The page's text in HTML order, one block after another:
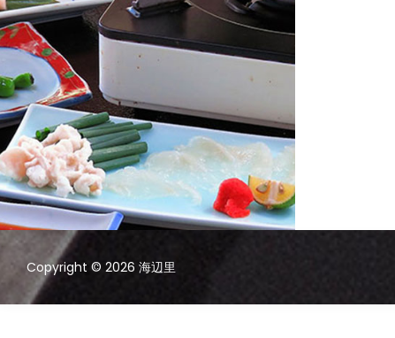
Copyright © 2026 海辺里